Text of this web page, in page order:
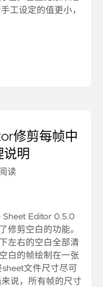
工设定的值更小，
修剪每帧中
说明
读
Sheet Editor 0.5.0
修剪空白的功能。
左右的空白全部清
白的帧绘制在一张
文件尺寸尽可
说，所有帧的尺寸